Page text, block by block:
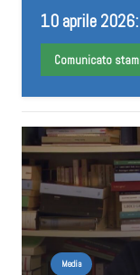
10 aprile 2026:
Comunicato
Media